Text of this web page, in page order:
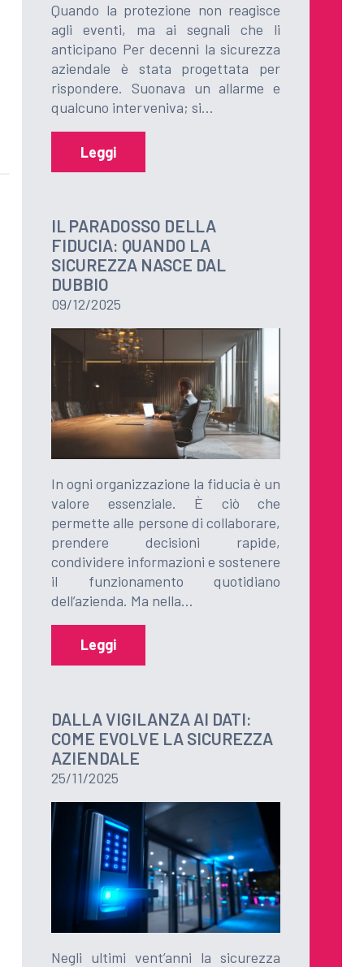
Quando la protezione non reagisce
agli eventi, ma ai segnali che li
anticipano Per decenni la sicurezza
aziendale è stata progettata per
rispondere. Suonava un allarme e
qualcuno interveniva; si…
Leggi
IL PARADOSSO DELLA
FIDUCIA: QUANDO LA
SICUREZZA NASCE DAL
DUBBIO
09/12/2025
In ogni organizzazione la fiducia è un
valore essenziale. È ciò che
permette alle persone di collaborare,
prendere decisioni rapide,
condividere informazioni e sostenere
il funzionamento quotidiano
dell’azienda. Ma nella…
Leggi
DALLA VIGILANZA AI DATI:
COME EVOLVE LA SICUREZZA
AZIENDALE
25/11/2025
Negli ultimi vent’anni la sicurezza